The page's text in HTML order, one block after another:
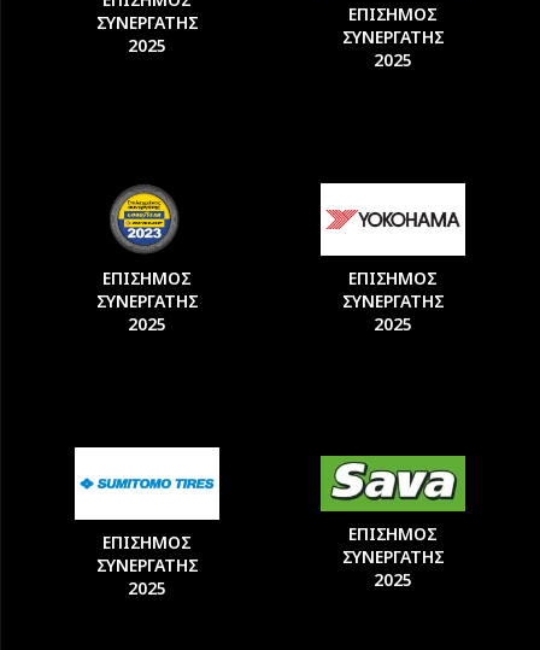
ΣΥΝΕΡΓΑΤΗΣ
2025
ΕΠΙΣΗΜΟΣ
ΣΥΝΕΡΓΑΤΗΣ
2025
ΕΠΙΣΗΜΟΣ
ΣΥΝΕΡΓΑΤΗΣ
2025
ΕΠΙΣΗΜΟΣ
ΣΥΝΕΡΓΑΤΗΣ
2025
ΕΠΙΣΗΜΟΣ
ΣΥΝΕΡΓΑΤΗΣ
2025
ΕΠΙΣΗΜΟΣ
ΣΥΝΕΡΓΑΤΗΣ
2025